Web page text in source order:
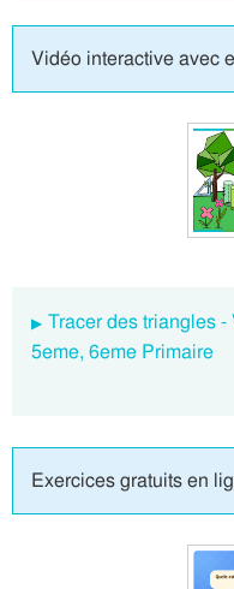
Vidéo interactive avec
Tracer des triangles
5eme, 6eme Primaire
Exercices gratuits en